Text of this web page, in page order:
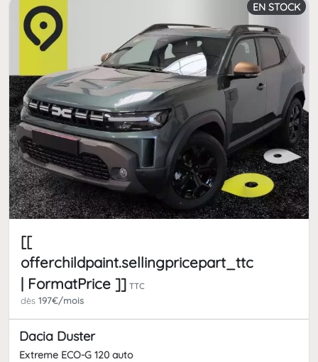
EN STOCK
[[
offerchildpaint.sellingpricepart_ttc
| FormatPrice ]] TTC
dès 197€/mois
Dacia Duster
Extreme ECO-G 120 auto